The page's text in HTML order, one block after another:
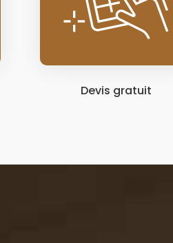
Devis gratuit